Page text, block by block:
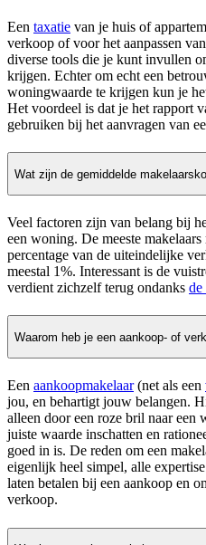
Een taxatie van je huis of
verkoop of voor het aanpassen
diverse tools die je kunt invullen
krijgen. Echter om echt een
woningwaarde te krijgen kun je
Het voordeel is dat je het rapport
gebruiken bij het aanvragen van
Wat zijn de gemiddelde
Veel factoren zijn van belang bij
een woning. De meeste makelaars
percentage van de uiteindelijke
meestal 1%. Interessant is de
verdient zichzelf terug ondanks de
Waarom heb je een aankoop- of
Een aankoopmakelaar(net als een
jou, en behartigt jouw belangen.
alleen door een roze bril naar
juiste waarde inschatten en
goed in is. De reden om een
eigenlijk heel simpel, alle
laten betalen bij een aankoop en
verkoop.